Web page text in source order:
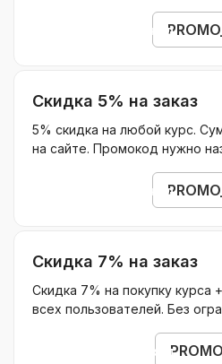
Открыть промокод
Скидка 5% на заказ
5% скидка на любой курс.
на сайте. Промокод нужно
нужно до конца текущего
Открыть промокод
Скидка 7% на заказ
Скидка 7% на покупку курса
всех пользователей. Без
Действует на все товары.
Открыть промокод